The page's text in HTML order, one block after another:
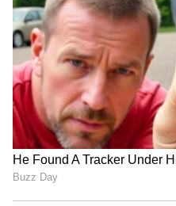
- ಸ್ಕೂಟರ್ ಮೇಲೆ ಭರ್ಜರಿ ಡಿಸ್ಕೌಂಟ್
3
5